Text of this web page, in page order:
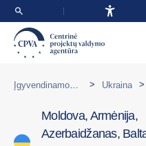
> Ukraina >
Moldova, Armėnija,
Azerbaidžanas,